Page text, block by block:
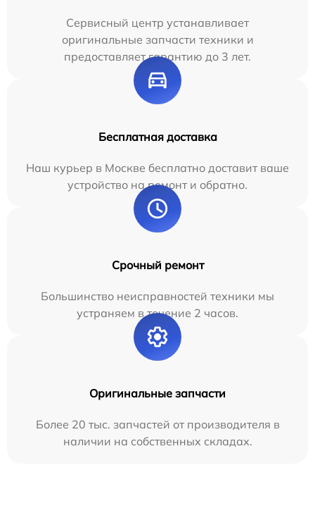
Сервисный центр устанавливает
оригинальные запчасти техники и
предоставляет гарантию до 3 лет.
Бесплатная доставка
Наш курьер в Москве бесплатно доставит ваше
устройство на ремонт и обратно.
Срочный ремонт
Большинство неисправностей техники мы
устраняем в течение 2 часов.
Оригинальные запчасти
Более 20 тыс. запчастей от производителя в
наличии на собственных складах.